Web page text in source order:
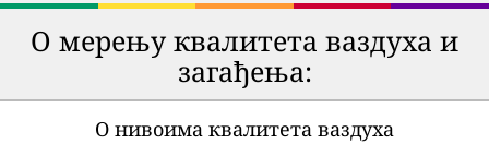
О мерењу квалитета ваздуха и
загађења:
О нивоима квалитета ваздуха